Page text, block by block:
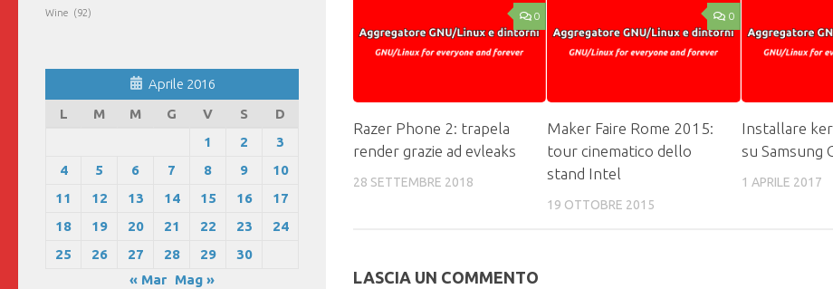
0
Razer Phone 2: trapela
render grazie ad evleaks
28 SETTEMBRE 2018
0
Maker Faire Rome 2015:
tour cinematico dello
stand Intel
19 OTTOBRE 2015
Installare
su Samsung
1 APRILE 2017
LASCIA UN COMMENTO
Wine (92)
Aprile 2016
L
M M G V S
D
1
2
3
4
5 6 7 8 9
10
11
12 13 14 15 16
17
18
19 20 21 22 23
24
25
26 27 28 29
30
« Mar Mag »